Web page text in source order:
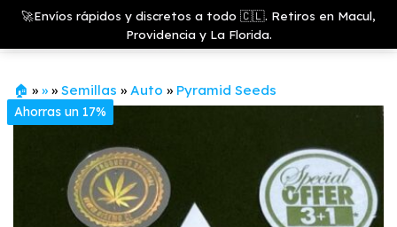
Saltar
contenido
🚀Envíos rápidos y discretos a todo 🇨🇱. Retiros en Macul,
Providencia y La Florida.
Growshop
& LED
Store
🏠 » » » Semillas » Auto » Pyramid Seeds
Ahorras un 17%